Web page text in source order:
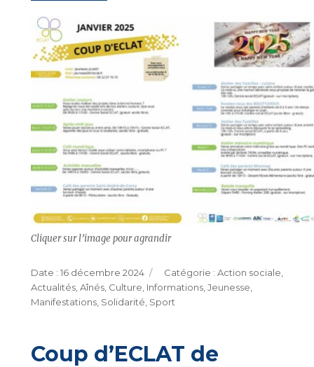
Cliquer sur l’image pour agrandir
Publié
le
16 décembre 2024 Catégories
Action sociale,
Actualités,Aînés, Culture, Informations,Jeunesse,
Manifestations, Solidarité, Sport
Coup d’ECLAT de